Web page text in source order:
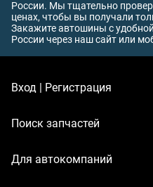
России. Мы тщательно
ценах, чтобы вы получали
Закажите автошины с
России через наш сайт или
Вход | Регистрация
Поиск запчастей
Для автокомпаний